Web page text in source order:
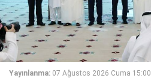
Yayınlanma: 07 Ağustos 2026 Cuma 15:00